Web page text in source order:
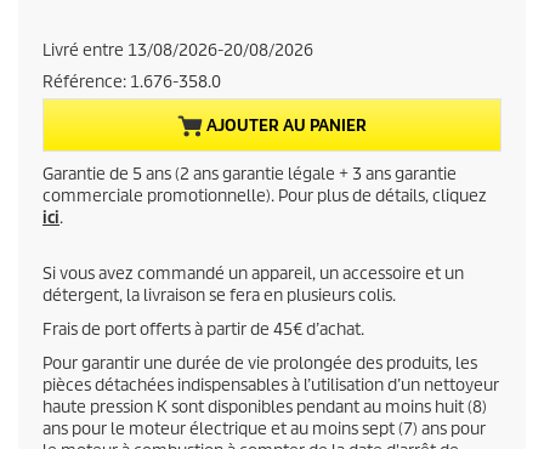
o
d
u
c
t
p
r
i
Livré entre 13/08/2026-20/08/2026
Référence: 1.676-358.0
AJOUTER AU PANIER
Garantie de 5 ans (2 ans garantie légale + 3 ans garantie
commerciale promotionnelle). Pour plus de détails, cliquez
ici.
Si vous avez commandé un appareil, un accessoire et un
détergent, la livraison se fera en plusieurs colis.
Frais de port offerts à partir de 45€ d’achat.
Pour garantir une durée de vie prolongée des produits, les
pièces détachées indispensables à l’utilisation d’un nettoyeur
haute pression K sont disponibles pendant au moins huit (8)
ans pour le moteur électrique et au moins sept (7) ans pour